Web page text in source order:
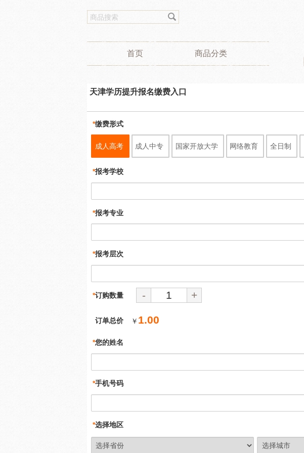
首页 商品分类
天津学历提升报名缴费入口
缴费形式
*
成人高考 成人中专 国家开放大学 网络教育 全日制
报考学校
*
报考专业
*
报考层次
*
订购数量
* - +
订单总价 ￥ 1.00
您的姓名
*
手机号码
*
选择地区
*